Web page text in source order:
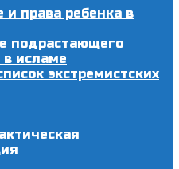
и права ребенка в
подрастающего
в исламе
экстремистских